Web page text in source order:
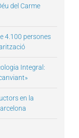
del Carme
4.100 persones
Integral:
en la